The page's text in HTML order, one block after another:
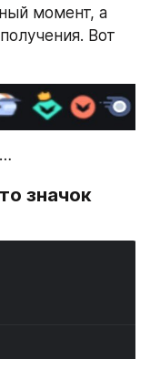
момент, а
Вот
значок